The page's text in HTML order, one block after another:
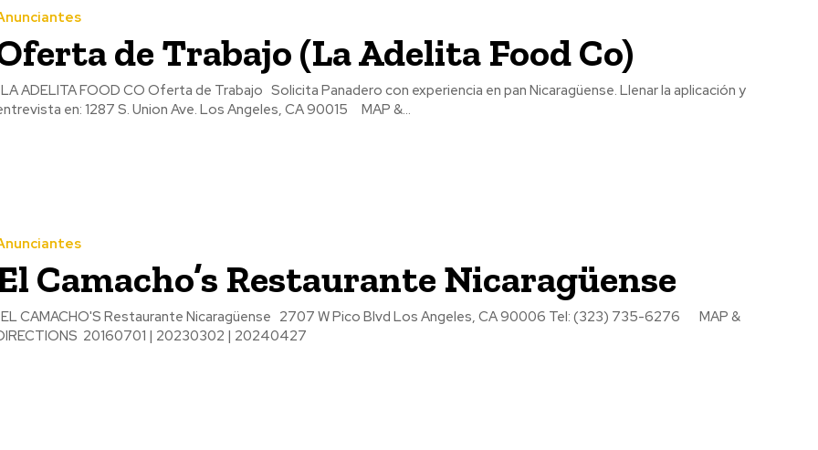
de Trabajo (La Adelita Food Co)
FOOD CO Oferta de Trabajo Solicita Panadero con experiencia en pan Nicaragüense. Llenar la aplicación y
entrevista en: 1287 S. Union Ave. Los Angeles, CA 90015 MAP &...
Camacho’s Restaurante Nicaragüense
CAMACHO'S Restaurante Nicaragüense 2707 W Pico Blvd Los Angeles, CA 90006 Tel: (323) 735-6276 MAP &
DIRECTIONS 20160701 | 20230302 | 20240427